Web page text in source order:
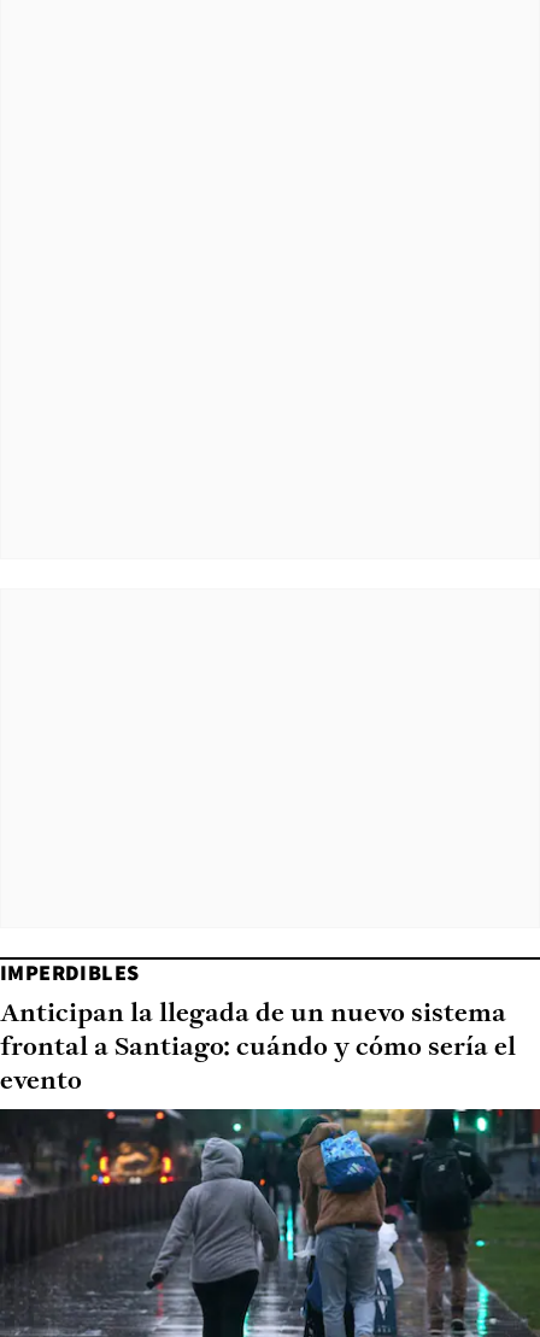
IMPERDIBLES
Anticipan la llegada de un nuevo sistema
frontal a Santiago: cuándo y cómo sería el
evento